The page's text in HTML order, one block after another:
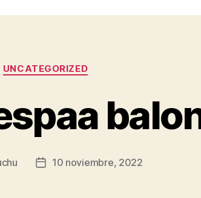
Categorías
UNCATEGORIZED
Fecha10 noviembre, 2022